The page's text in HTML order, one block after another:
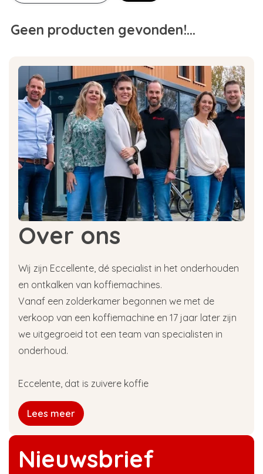
Geen producten gevonden!...
Nieuwsbrief
Over ons
Wij zijn Eccellente, dé specialist in het onderhouden
en ontkalken van koffiemachines.
Vanaf een zolderkamer begonnen we met de
verkoop van een koffiemachine en 17 jaar later zijn
we uitgegroeid tot een team van specialisten in
onderhoud.
Eccelente, dat is zuivere koffie
Lees meer